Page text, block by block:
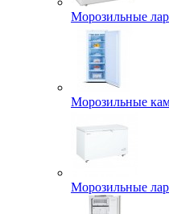
Морозильные
Морозильные
Морозильные